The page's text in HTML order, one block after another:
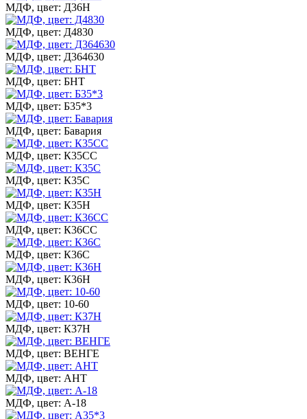
МДФ, цвет: Д36Н
МДФ, цвет: Д4830
МДФ, цвет: Д364630
МДФ, цвет: БНТ
МДФ, цвет: Б35*3
МДФ, цвет: Бавария
МДФ, цвет: К35СС
МДФ, цвет: К35С
МДФ, цвет: К35Н
МДФ, цвет: К36СС
МДФ, цвет: К36С
МДФ, цвет: К36Н
МДФ, цвет: 10-60
МДФ, цвет: К37Н
МДФ, цвет: ВЕНГЕ
МДФ, цвет: АНТ
МДФ, цвет: А-18